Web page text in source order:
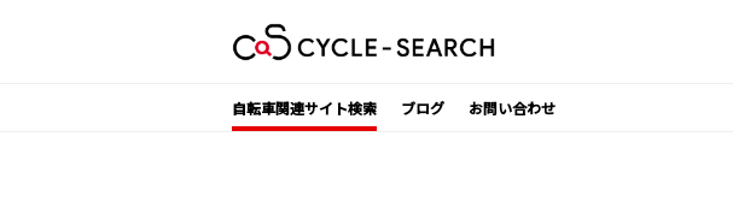
自転車関連サイト検索 ブログ お問い合わせ